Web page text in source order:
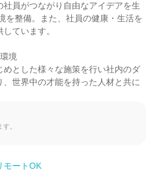
員がつながり自由なアイデアを生
を整備。また、社員の健康・生活を
ています。
境
めとした様々な施策を行い社内のダ
世界中の才能を持った人材と共に
。
モートOK